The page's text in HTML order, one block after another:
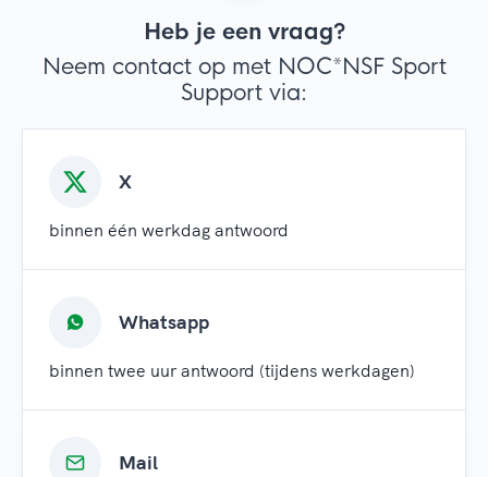
Heb je een vraag?
Neem contact op met NOC*NSF Sport
Support via:
X
binnen één werkdag antwoord
Whatsapp
binnen twee uur antwoord (tijdens werkdagen)
Mail